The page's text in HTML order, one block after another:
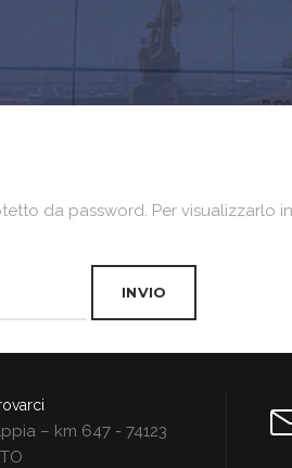
da password. Per visualizzarlo
– km 647 - 74123